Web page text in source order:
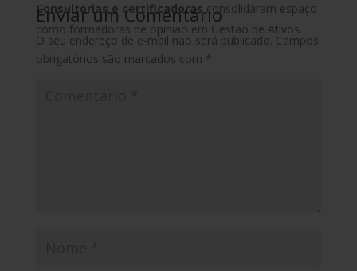
Consultorias e certificadorasconsolidaram espaço
como formadoras de opinião em Gestão de Ativos.
Enviar um Comentário
O seu endereço de e-mail não será publicado. Campos
obrigatórios são marcados com *